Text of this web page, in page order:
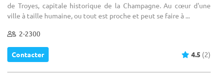
de Troyes, capitale historique de la Champagne. Au cœur d'une
ville à taille humaine, ou tout est proche et peut se faire à ...
2-2300
Contacter 4.5 (2)